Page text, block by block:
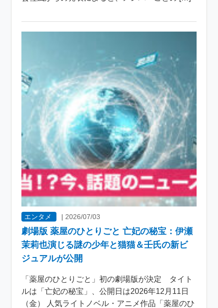
エンタメ | 2026/07/03
劇場版 薬屋のひとりごと 亡妃の秘宝：伊瀬
茉莉也演じる謎の少年と猫猫＆壬氏の新ビ
ジュアルが公開
「薬屋のひとりごと」初の劇場版が決定 タイト
ルは「亡妃の秘宝」、公開日は2026年12月11日
（金） 人気ライトノベル・アニメ作品「薬屋のひ